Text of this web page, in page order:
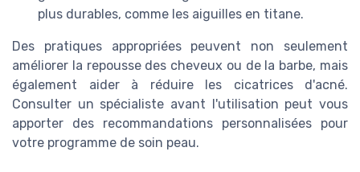
plus durables, comme les aiguilles en titane.
Des pratiques appropriées peuvent non seulement
améliorer la repousse des cheveux ou de la barbe, mais
également aider à réduire les cicatrices d'acné.
Consulter un spécialiste avant l'utilisation peut vous
apporter des recommandations personnalisées pour
votre programme de soin peau.